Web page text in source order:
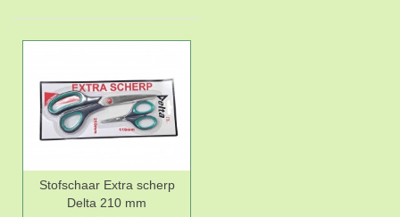
Stofschaar Extra scherp
Delta 210 mm